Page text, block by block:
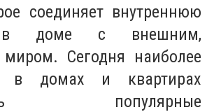
соединяет внутреннюю
в доме с внешним,
Сегодня наиболее
в домах и квартирах
популярные